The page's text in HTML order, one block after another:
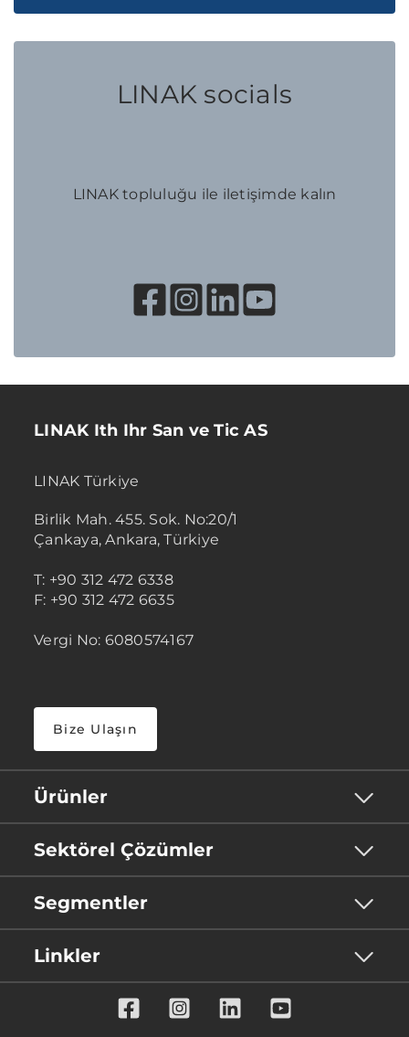
LINAK socials
LINAK topluluğu ile iletişimde kalın
LINAK Ith Ihr San ve Tic AS
LINAK Türkiye
Birlik Mah. 455. Sok. No:20/1
Çankaya, Ankara, Türkiye
T: +90 312 472 6338
F: +90 312 472 6635
Vergi No: 6080574167
Bize Ulaşın
Ürünler
Sektörel Çözümler
Segmentler
Linkler